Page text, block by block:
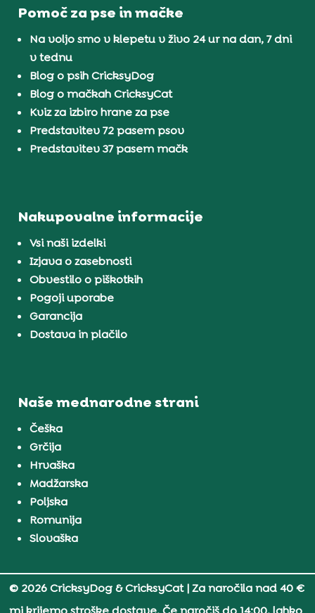
Pomoč za pse in mačke
Na voljo smo v klepetu v živo 24 ur na dan, 7 dni
v tednu
Blog o psih CricksyDog
Blog o mačkah CricksyCat
Kviz za izbiro hrane za pse
Predstavitev 72 pasem psov
Predstavitev 37 pasem mačk
Nakupovalne informacije
Vsi naši izdelki
Izjava o zasebnosti
Obvestilo o piškotkih
Pogoji uporabe
Garancija
Dostava in plačilo
Naše mednarodne strani
Češka
Grčija
Hrvaška
Madžarska
Poljska
Romunija
Slovaška
© 2026 CricksyDog & CricksyCat| Za naročila nad 40 €